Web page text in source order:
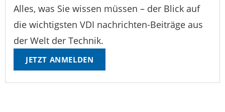
Alles, was Sie wissen müssen – der Blick auf
die wichtigsten VDI nachrichten-Beiträge aus
der Welt der Technik.
JETZT ANMELDEN